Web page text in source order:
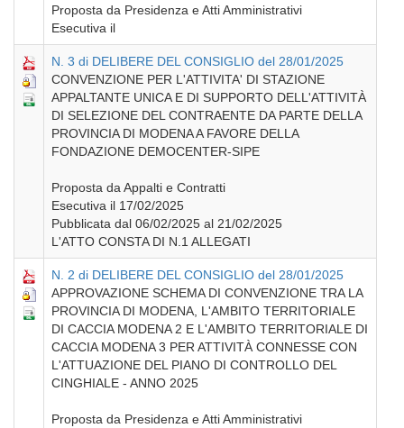
Proposta da Presidenza e Atti Amministrativi
Esecutiva il
N. 3 di DELIBERE DEL CONSIGLIO del 28/01/2025
CONVENZIONE PER L'ATTIVITA' DI STAZIONE
APPALTANTE UNICA E DI SUPPORTO DELL'ATTIVITÀ
DI SELEZIONE DEL CONTRAENTE DA PARTE DELLA
PROVINCIA DI MODENA A FAVORE DELLA
FONDAZIONE DEMOCENTER-SIPE
Proposta da Appalti e Contratti
Esecutiva il 17/02/2025
Pubblicata dal 06/02/2025 al 21/02/2025
L'ATTO CONSTA DI N.1 ALLEGATI
N. 2 di DELIBERE DEL CONSIGLIO del 28/01/2025
APPROVAZIONE SCHEMA DI CONVENZIONE TRA LA
PROVINCIA DI MODENA, L'AMBITO TERRITORIALE
DI CACCIA MODENA 2 E L'AMBITO TERRITORIALE DI
CACCIA MODENA 3 PER ATTIVITÀ CONNESSE CON
L'ATTUAZIONE DEL PIANO DI CONTROLLO DEL
CINGHIALE - ANNO 2025
Proposta da Presidenza e Atti Amministrativi